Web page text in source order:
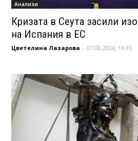
Анализи
Кризата в Сеута засили
на Испания в ЕС
Цветелина Лазарова - 07.08.2026, 16:35